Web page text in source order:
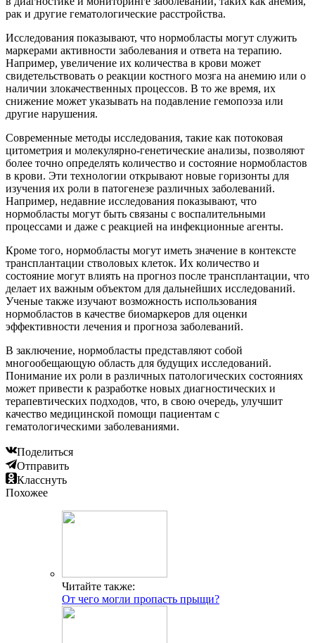
рак и другие гематологические расстройства.
Исследования показывают, что нормобласты могут служить
маркерами активности заболевания и ответа на терапию.
Например, увеличение их количества в крови может
свидетельствовать о реакции костного мозга на анемию или о
наличии злокачественных процессов. В то же время, их
снижение может указывать на подавление гемопоэза или
другие нарушения.
Современные методы исследования, такие как потоковая
цитометрия и молекулярно-генетические анализы, позволяют
более точно определять количество и состояние нормобластов
в крови. Эти технологии открывают новые горизонты для
изучения их роли в патогенезе различных заболеваний.
Например, недавние исследования показывают, что
нормобласты могут быть связаны с воспалительными
процессами и даже с реакцией на инфекционные агенты.
Кроме того, нормобласты могут иметь значение в контексте
трансплантации стволовых клеток. Их количество и
состояние могут влиять на прогноз после трансплантации, что
делает их важным объектом для дальнейших исследований.
Ученые также изучают возможность использования
нормобластов в качестве биомаркеров для оценки
эффективности лечения и прогноза заболеваний.
В заключение, нормобласты представляют собой
многообещающую область для будущих исследований.
Понимание их роли в различных патологических состояниях
может привести к разработке новых диагностических и
терапевтических подходов, что, в свою очередь, улучшит
качество медицинской помощи пациентам с
гематологическими заболеваниями.
Поделиться
Отправить
Класснуть
Похожее
Читайте также:
От чего могли пропасть прыщи?